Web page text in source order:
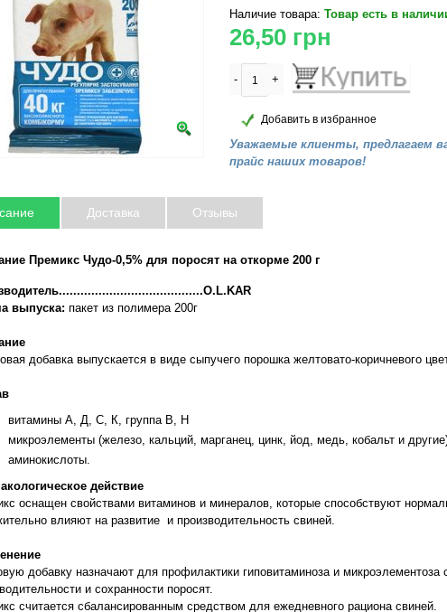
Наличие товара: Товар есть в
26,50 грн
- +
Добавить в избранное
Уважаемые клиенты, предлагаем
прайс наших товаров!
Доставка Отзывы
Премикс Чудо-0,5% для поросят на откорме 200 г
выпуска: пакет из полимера 200г
добавка выпускается в виде сыпучего порошка желтовато-коричневого
витамины А, Д, С, К, группа В, Н
микроэлементы (железо, кальций, марганец, цинк, йод, медь, кобальт и
аминокислоты.
действие
оснащен свойствами витаминов и минералов, которые способствуют
влияют на развитие и производительность свиней.
добавку назначают для профилактики гиповитаминоза и
и сохранности поросят.
считается сбалансированным средством для ежедневного рациона свиней.